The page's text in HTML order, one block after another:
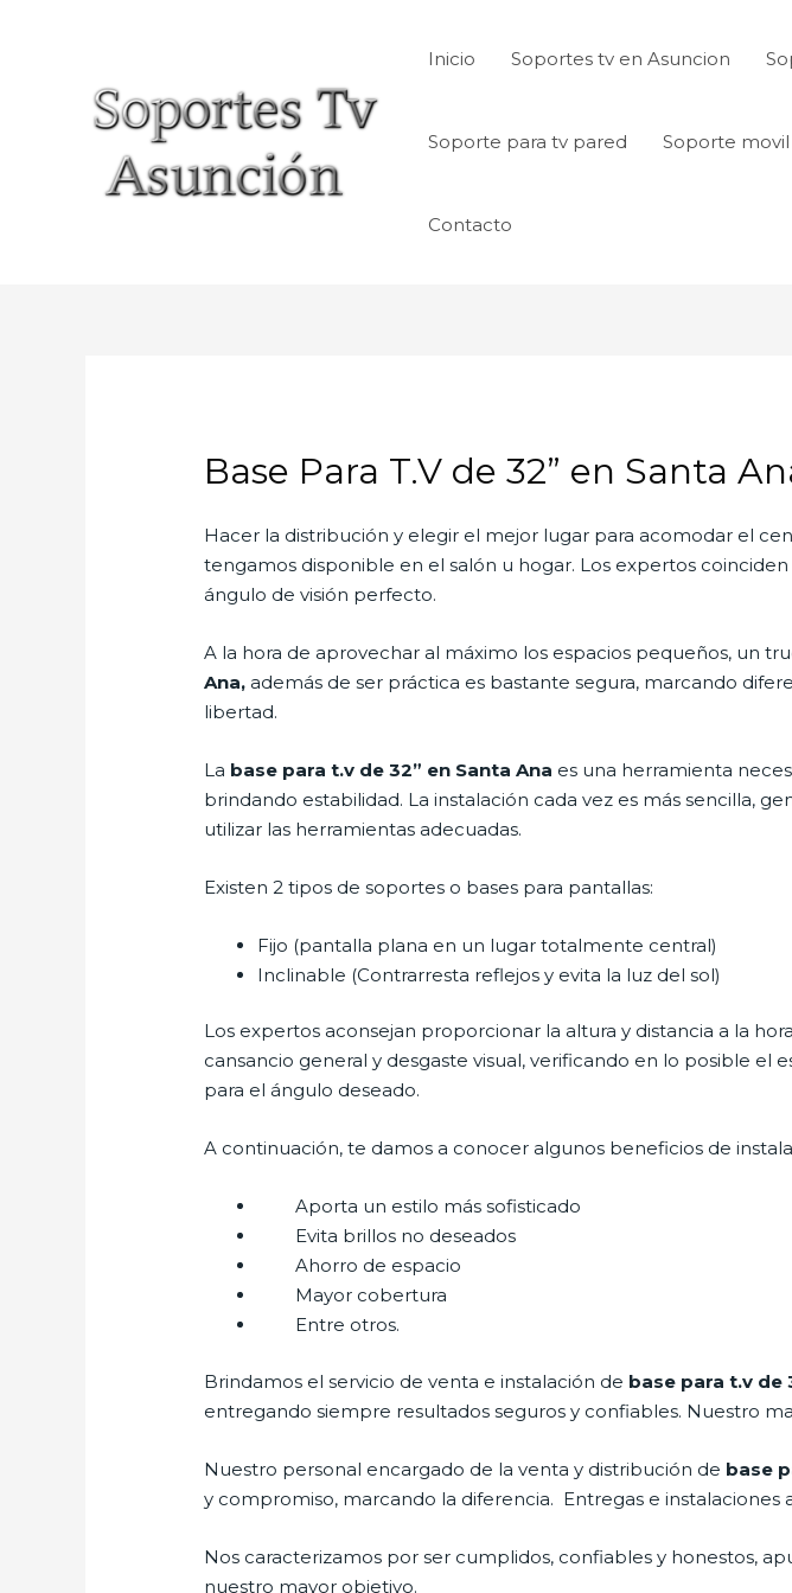
Inicio Soportes tv en Asuncion
Soporte para tv pared Soporte
Contacto
Base Para T.V de 32” en Santa
Hacer la distribución y elegir el mejor lugar para acomodar el
tengamos disponible en el salón u hogar. Los expertos
ángulo de visión perfecto.
A la hora de aprovechar al máximo los espacios pequeños, un
Ana, además de ser práctica es bastante segura, marcando
libertad.
La base para t.v de 32” en Santa Ana es una herramienta
brindando estabilidad. La instalación cada vez es más sencilla,
utilizar las herramientas adecuadas.
Existen 2 tipos de soportes o bases para pantallas:
Fijo (pantalla plana en un lugar totalmente central)
Inclinable (Contrarresta reflejos y evita la luz del sol)
Los expertos aconsejan proporcionar la altura y distancia a la
cansancio general y desgaste visual, verificando en lo posible el
para el ángulo deseado.
A continuación, te damos a conocer algunos beneficios de
Aporta un estilo más sofisticado
Evita brillos no deseados
Ahorro de espacio
Mayor cobertura
Entre otros.
Brindamos el servicio de venta e instalación de base para t.v de
entregando siempre resultados seguros y confiables. Nuestro
Nuestro personal encargado de la venta y distribución de base
y compromiso, marcando la diferencia. Entregas e instalaciones
Nos caracterizamos por ser cumplidos, confiables y honestos,
nuestro mayor objetivo.